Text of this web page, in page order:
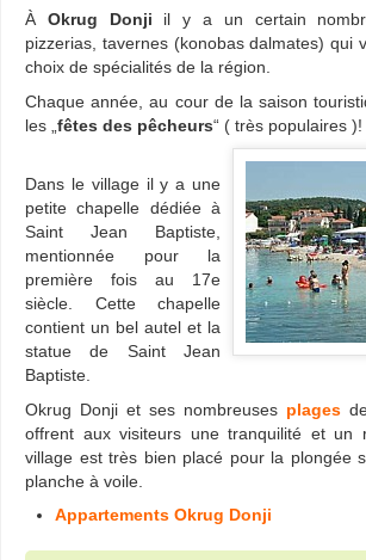
À Okrug Donji il y a un certain
pizzerias, tavernes (konobas dalmates) qui
choix de spécialités de la région.
Chaque année, au cour de la saison
les „fêtes des pêcheurs“ ( très populaires )!
Dans le village il y a une
petite chapelle dédiée à
Saint Jean Baptiste,
mentionnée pour la
première fois au 17e
siècle. Cette chapelle
contient un bel autel et la
statue de Saint Jean
Baptiste.
Okrug Donji et ses nombreuses plages
offrent aux visiteurs une tranquilité et un
village est très bien placé pour la plongée
planche à voile.
Appartements Okrug Donji